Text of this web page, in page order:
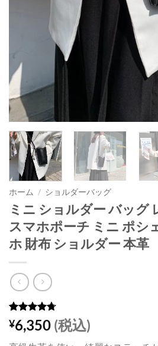
ホーム / ショルダーバッグ
ミニ ショルダー バッグ
スマホポーチ ミニ ポシ
ホ 財布 ショルダー 本革
3
件の利用
者評価に
¥6,350 (税込)